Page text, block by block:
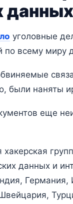
уголовные
по всему
были наняты
еще
данных и